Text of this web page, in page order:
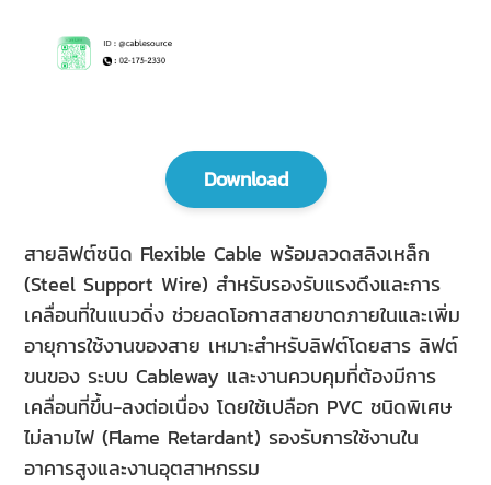
Download
สายลิฟต์ชนิด Flexible Cable พร้อมลวดสลิงเหล็ก
(Steel Support Wire) สำหรับรองรับแรงดึงและการ
เคลื่อนที่ในแนวดิ่ง ช่วยลดโอกาสสายขาดภายในและเพิ่ม
อายุการใช้งานของสาย เหมาะสำหรับลิฟต์โดยสาร ลิฟต์
ขนของ ระบบ Cableway และงานควบคุมที่ต้องมีการ
เคลื่อนที่ขึ้น-ลงต่อเนื่อง โดยใช้เปลือก PVC ชนิดพิเศษ
ไม่ลามไฟ (Flame Retardant) รองรับการใช้งานใน
อาคารสูงและงานอุตสาหกรรม